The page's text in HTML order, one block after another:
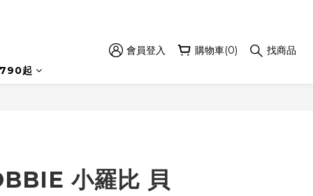
會員登入 購物車(0)
找商品
起
小羅比 貝
立即購買